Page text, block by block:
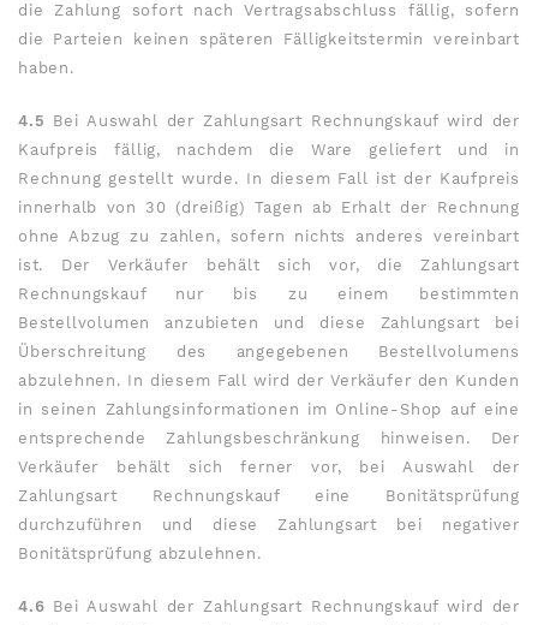
die Zahlung sofort nach Vertragsabschluss fällig, sofern
die Parteien keinen späteren Fälligkeitstermin vereinbart
haben.
4.5 Bei Auswahl der Zahlungsart Rechnungskauf wird der
Kaufpreis fällig, nachdem die Ware geliefert und in
Rechnung gestellt wurde. In diesem Fall ist der Kaufpreis
innerhalb von 30 (dreißig) Tagen ab Erhalt der Rechnung
ohne Abzug zu zahlen, sofern nichts anderes vereinbart
ist. Der Verkäufer behält sich vor, die Zahlungsart
Rechnungskauf nur bis zu einem bestimmten
Bestellvolumen anzubieten und diese Zahlungsart bei
Überschreitung des angegebenen Bestellvolumens
abzulehnen. In diesem Fall wird der Verkäufer den Kunden
in seinen Zahlungsinformationen im Online-Shop auf eine
entsprechende Zahlungsbeschränkung hinweisen. Der
Verkäufer behält sich ferner vor, bei Auswahl der
Zahlungsart Rechnungskauf eine Bonitätsprüfung
durchzuführen und diese Zahlungsart bei negativer
Bonitätsprüfung abzulehnen.
4.6 Bei Auswahl der Zahlungsart Rechnungskauf wird der